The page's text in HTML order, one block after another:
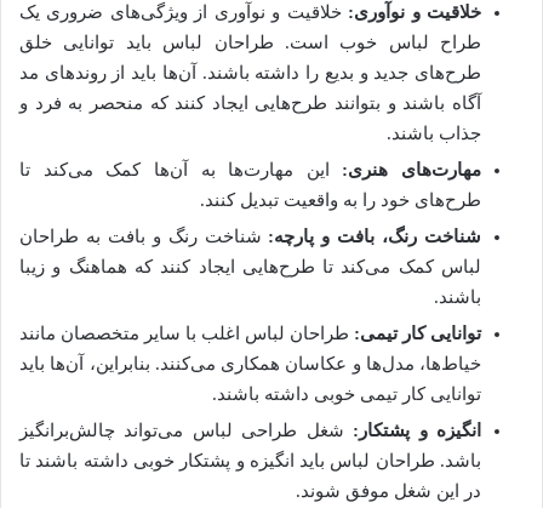
خلاقیت و نوآوری: خلاقیت و نوآوری از ویژگی‌های ضروری یک
طراح لباس خوب است. طراحان لباس باید توانایی خلق
طرح‌های جدید و بدیع را داشته باشند. آن‌ها باید از روندهای مد
آگاه باشند و بتوانند طرح‌هایی ایجاد کنند که منحصر به فرد و
جذاب باشند.
مهارت‌های هنری: این مهارت‌ها به آن‌ها کمک می‌کند تا
طرح‌های خود را به واقعیت تبدیل کنند.
شناخت رنگ، بافت و پارچه: شناخت رنگ و بافت به طراحان
لباس کمک می‌کند تا طرح‌هایی ایجاد کنند که هماهنگ و زیبا
باشند.
توانایی کار تیمی: طراحان لباس اغلب با سایر متخصصان مانند
خیاط‌ها، مدل‌ها و عکاسان همکاری می‌کنند. بنابراین، آن‌ها باید
توانایی کار تیمی خوبی داشته باشند.
انگیزه و پشتکار: شغل طراحی لباس می‌تواند چالش‌برانگیز
باشد. طراحان لباس باید انگیزه و پشتکار خوبی داشته باشند تا
در این شغل موفق شوند.